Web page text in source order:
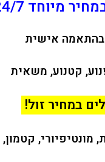
מיוחד 24/7!
בהתאמה אישית
קטנוע, משאית
במחיר זול!
מונטיפיורי, קטמון,